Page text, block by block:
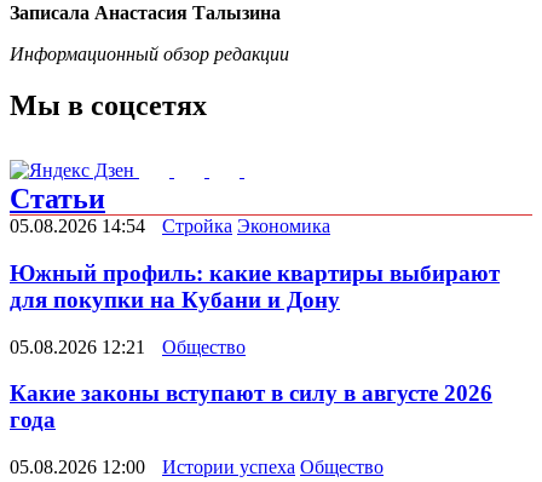
Записала Анастасия Талызина
Информационный обзор редакции
Мы в соцсетях
Статьи
05.08.2026 14:54 Стройка Экономика
Южный профиль: какие квартиры выбирают
для покупки на Кубани и Дону
05.08.2026 12:21 Общество
Какие законы вступают в силу в августе 2026
года
05.08.2026 12:00 Истории успеха Общество